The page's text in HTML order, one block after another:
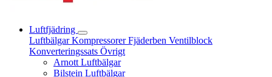
Luftfjädring
LuftbälgarKompressorerFjäderben Ventilblock
Konverteringssats Övrigt
Arnott Luftbälgar
Bilstein Luftbälgar